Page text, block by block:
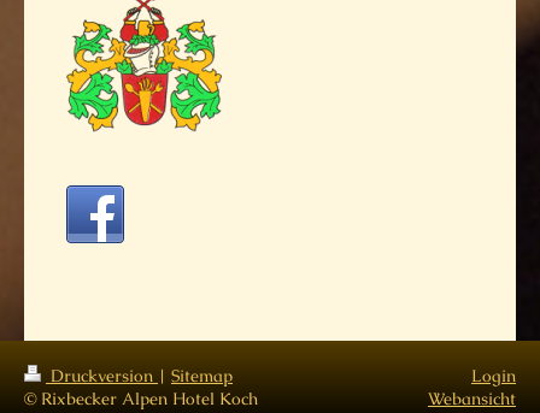
Druckversion | Sitemap
© Rixbecker Alpen Hotel Koch
Login
Webansicht